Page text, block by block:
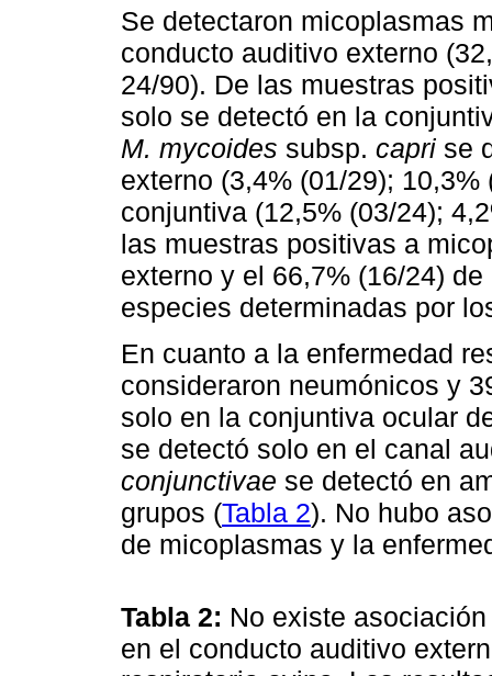
Se detectaron micoplasmas
conducto auditivo externo
24/90). De las muestras
solo se detectó en la
M. mycoides subsp. capri se
externo (3,4% (01/29);
conjuntiva (12,5% (03/24);
las muestras positivas a
externo y el 66,7% (16/24)
especies determinadas por
En cuanto a la enfermedad
consideraron neumónicos y
solo en la conjuntiva ocular
se detectó solo en el canal
conjunctivae se detectó en
grupos (Tabla 2). No hubo
de micoplasmas y la
Tabla 2: No existe
en el conducto auditivo